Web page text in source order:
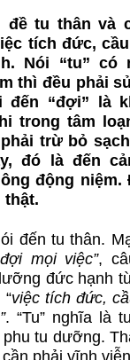
17B 18A
19A 19B
20B
đề tu thân và
tích đức,
Nói “tu” có
thì đều phải
đến “đợi” là
trong tâm
trừ bỏ
đó là đến
động niệm.
thật.
đến tu thân.
mọi việc”,
đức hạnh
việc tích đức,
. “Tu” nghĩa là
tu dưỡng.
phải vĩnh